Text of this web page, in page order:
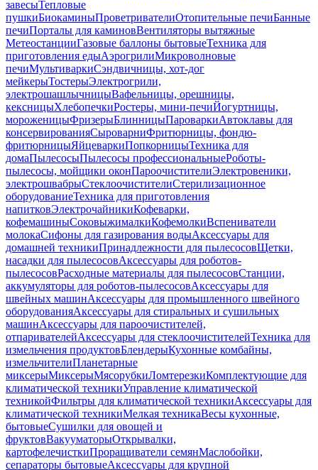
завесыТепловые
пушкиБиокаминыПроветривателиОтопительные печиБанные
печиПорталы для каминовВентиляторы вытяжные
МетеостанцииГазовые баллоны бытовыеТехника для
приготовления едыАэрогрилиМикроволновые
печиМультиваркиСэндвичницы, хот-дог
мейкерыТостерыЭлектрогрили,
электрошашлычницыВафельницы, орешницы,
кексницыХлебопечкиРостеры, мини-печиЙогуртницы,
мороженицыФризерыБлинницыПароваркиАвтоклавы для
консервированияСыроварниФритюрницы, фондю-
фритюрницыЯйцеваркиПопкорницыТехника для
домаПылесосыПылесосы профессиональныеРоботы-
пылесосы, мойщики оконПароочистителиЭлектровеники,
электрошвабрыСтеклоочистителиСтерилизационное
оборудованиеТехника для приготовления
напитковЭлектрочайникиКофеварки,
кофемашиныСоковыжималкиКофемолкиВспениватели
молокаСифоны для газирования водыАксессуары для
домашней техникиПринадлежности для пылесосовЩетки,
насадки для пылесосовАксессуары для роботов-
пылесосовРасходные материалы для пылесосовСтанции,
аккумуляторы для роботов-пылесосовАксессуары для
швейных машинАксессуары для промышленного швейного
оборудованияАксессуары для стиральных и сушильных
машинАксессуары для пароочистителей,
отпаривателейАксессуары для стеклоочистителейТехника для
измельчения продуктовБлендерыКухонные комбайны,
измельчителиПланетарные
миксерыМиксерыМясорубкиЛомтерезкиКомплектующие для
климатической техникиУправление климатической
техникойФильтры для климатической техникиАксессуары для
климатической техникиМелкая техникаВесы кухонные,
бытовыеСушилки для овощей и
фруктовВакууматорыОткрывалки,
картофелечисткиПроращиватели семянМаслобойки,
сепараторы бытовыеАксессуары для крупной